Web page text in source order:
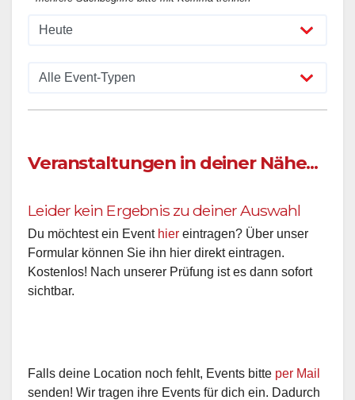
Veranstaltungen in deiner Nähe...
Leider kein Ergebnis zu deiner Auswahl
Du möchtest ein Event hier eintragen? Über unser
Formular können Sie ihn hier direkt eintragen.
Kostenlos! Nach unserer Prüfung ist es dann sofort
sichtbar.
Falls deine Location noch fehlt, Events bitte per Mail
senden! Wir tragen ihre Events für dich ein. Dadurch